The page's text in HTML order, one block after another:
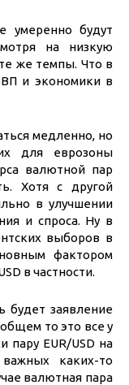
умеренно будут
на низкую
же темпы. Что в
и экономики в
медленно, но
для еврозоны
валютной пар
Хотя с другой
в улучшении
и спроса. Ну в
выборов в
фактором
в частности.
будет заявление
то это все у
пару EUR/USD на
каких-то
валютная пара